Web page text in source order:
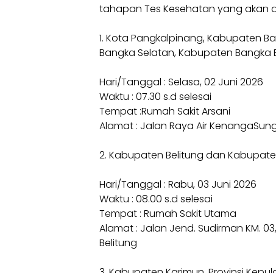
tahapan Tes Kesehatan yang akan
1. Kota Pangkalpinang, Kabupaten
Bangka Selatan, Kabupaten Bangka
Hari/Tanggal : Selasa, 02 Juni 2026
Waktu : 07.30 s.d selesai
Tempat :Rumah Sakit Arsani
Alamat : Jalan Raya Air
2. Kabupaten Belitung dan
Hari/Tanggal : Rabu, 03 Juni 2026
Waktu : 08.00 s.d selesai
Tempat : Rumah Sakit Utama
Alamat : Jalan Jend. Sudirman KM.
Belitung